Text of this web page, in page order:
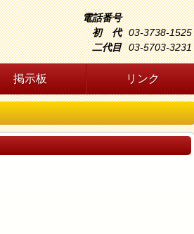
電話番号
初 代
03-3738-1525
二代目
03-5703-3231
掲示板 リンク